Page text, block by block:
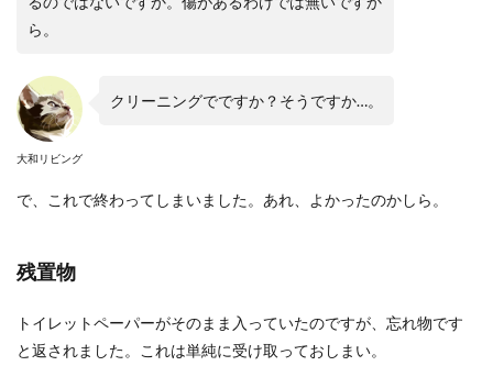
ら。
大和リビング
クリーニングでですか？そうですか…。
で、これで終わってしまいました。あれ、よかったのかしら。
残置物
トイレットペーパーがそのまま入っていたのですが、忘れ物です
と返されました。これは単純に受け取っておしまい。